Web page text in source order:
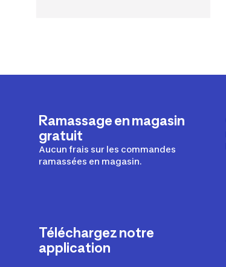
Ramassage en magasin
gratuit
Aucun frais sur les commandes
ramassées en magasin.
Téléchargez notre
application